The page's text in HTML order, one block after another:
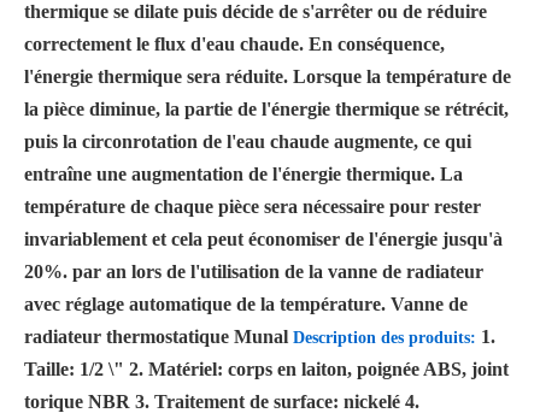
thermique se dilate puis décide de s'arrêter ou de réduire
correctement le flux d'eau chaude. En conséquence,
l'énergie thermique sera réduite. Lorsque la température de
la pièce diminue, la partie de l'énergie thermique se rétrécit,
puis la circonrotation de l'eau chaude augmente, ce qui
entraîne une augmentation de l'énergie thermique. La
température de chaque pièce sera nécessaire pour rester
invariablement et cela peut économiser de l'énergie jusqu'à
20%. par an lors de l'utilisation de la vanne de radiateur
avec réglage automatique de la température. Vanne de
radiateur thermostatique Munal Description des produits: 1.
Taille: 1/2 \" 2. Matériel: corps en laiton, poignée ABS, joint
torique NBR 3. Traitement de surface: nickelé 4.